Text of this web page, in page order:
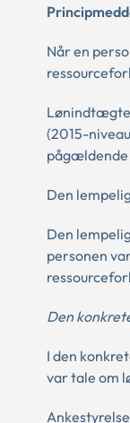
Når en
(2015-
pågældende
Den
Den
personen
Den
I den
var tale om